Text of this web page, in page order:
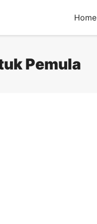
Home
Pemula